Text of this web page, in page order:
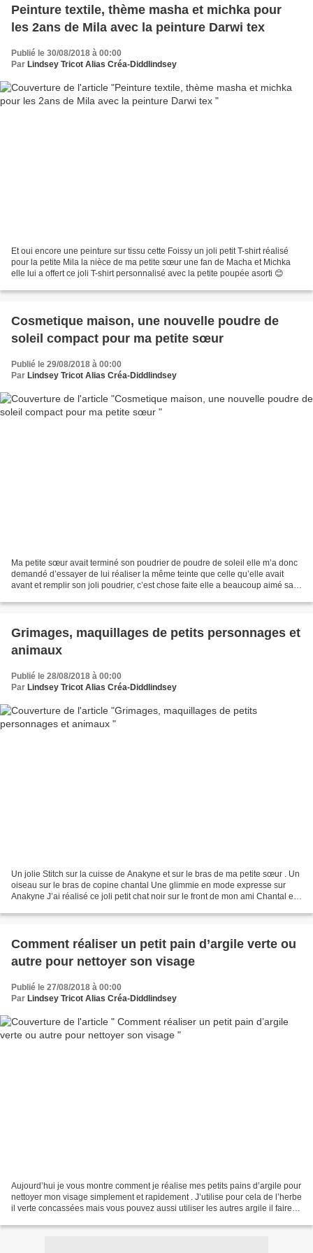
Peinture textile, thème masha et michka pour
les 2ans de Mila avec la peinture Darwi tex
Publié le 30/08/2018 à 00:00
Par Lindsey Tricot Alias Créa-Diddlindsey
Et oui encore une peinture sur tissu cette Foissy un joli petit T-shirt réalisé
pour la petite Mila la nièce de ma petite sœur une fan de Macha et Michka
elle lui a offert ce joli T-shirt personnalisé avec la petite poupée asorti 😊
Cosmetique maison, une nouvelle poudre de
soleil compact pour ma petite sœur
Publié le 29/08/2018 à 00:00
Par Lindsey Tricot Alias Créa-Diddlindsey
Ma petite sœur avait terminé son poudrier de poudre de soleil elle m’a donc
demandé d’essayer de lui réaliser la même teinte que celle qu’elle avait
avant et remplir son joli poudrier, c’est chose faite elle a beaucoup aimé sa
Grimages, maquillages de petits personnages et
animaux
Publié le 28/08/2018 à 00:00
Par Lindsey Tricot Alias Créa-Diddlindsey
Un jolie Stitch sur la cuisse de Anakyne et sur le bras de ma petite sœur . Un
oiseau sur le bras de copine chantal Une glimmie en mode expresse sur
Anakyne J’ai réalisé ce joli petit chat noir sur le front de mon ami Chantal et
Comment réaliser un petit pain d’argile verte ou
autre pour nettoyer son visage
Publié le 27/08/2018 à 00:00
Par Lindsey Tricot Alias Créa-Diddlindsey
Aujourd’hui je vous montre comment je réalise mes petits pains d’argile pour
nettoyer mon visage simplement et rapidement . J’utilise pour cela de l’herbe
il verte concassées mais vous pouvez aussi utiliser les autres argile il faire